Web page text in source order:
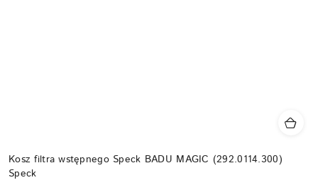
Kosz filtra wstępnego Speck BADU MAGIC (292.0114.300)
Speck